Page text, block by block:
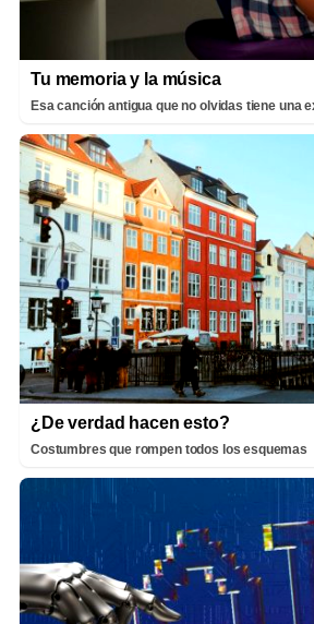
Tu memoria y la música
Esa canción antigua que no olvidas tiene una
¿De verdad hacen esto?
Costumbres que rompen todos los esquemas